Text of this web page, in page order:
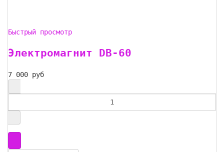
Быстрый просмотр
Электромагнит DB-60
7 000 руб